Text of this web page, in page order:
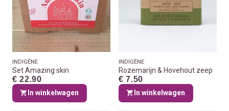
INDIGÈNE
Set Amazing skin
€ 22.90
In winkelwagen
INDIGÈNE
Rozemarijn & Hovehout zeep
€ 7.50
In winkelwagen